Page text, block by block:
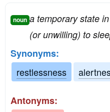
noun a temporary state
(or unwilling) to
Synonyms:
restlessness
Antonyms: